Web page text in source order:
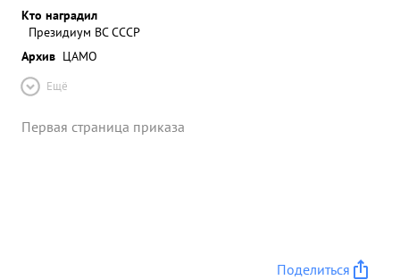
Кто наградил
Президиум ВС СССР
Архив ЦАМО
Ещё
Первая страница приказа
Поделиться